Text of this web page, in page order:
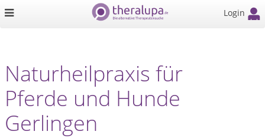
Login
Naturheilpraxis für
Pferde und Hunde
Gerlingen